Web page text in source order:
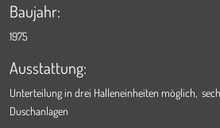
Baujahr:
1975
Ausstattung:
Unterteilung in drei Halleneinheiten möglich,
Duschanlagen